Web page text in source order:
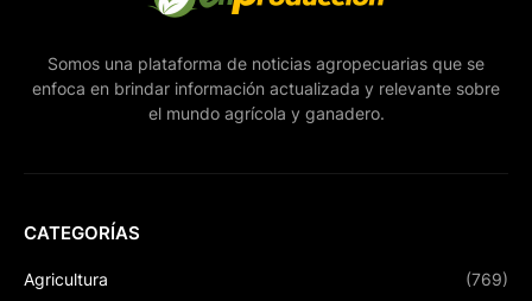
Somos una plataforma de noticias agropecuarias que se
enfoca en brindar información actualizada y relevante sobre
el mundo agrícola y ganadero.
CATEGORÍAS
Agricultura (769)